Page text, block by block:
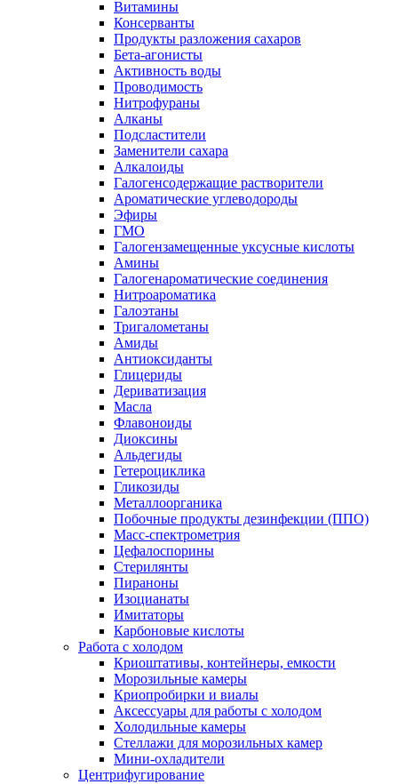
Витамины
Консерванты
Продукты разложения сахаров
Бета-агонисты
Активность воды
Проводимость
Нитрофураны
Алканы
Подсластители
Заменители сахара
Алкалоиды
Галогенсодержащие растворители
Ароматические углеводороды
Эфиры
ГМО
Галогензамещенные уксусные кислоты
Амины
Галогенароматические соединения
Нитроароматика
Галоэтаны
Тригалометаны
Амиды
Антиоксиданты
Глицериды
Дериватизация
Масла
Флавоноиды
Диоксины
Альдегиды
Гетероциклика
Гликозиды
Металлоорганика
Побочные продукты дезинфекции (ППО)
Масс-спектрометрия
Цефалоспорины
Стерилянты
Пираноны
Изоцианаты
Имитаторы
Карбоновые кислоты
Работа с холодом
Криоштативы, контейнеры, емкости
Морозильные камеры
Криопробирки и виалы
Аксессуары для работы с холодом
Холодильные камеры
Стеллажи для морозильных камер
Мини-охладители
Центрифугирование